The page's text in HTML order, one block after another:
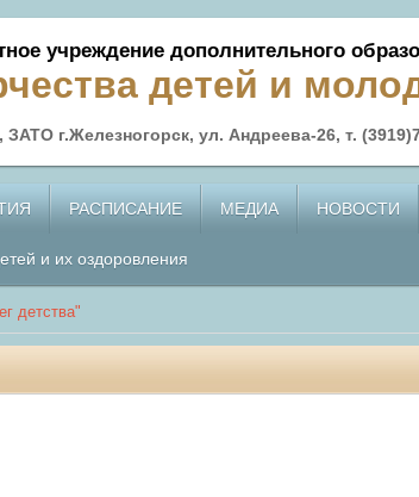
учреждение дополнительного
детей и
г.Железногорск, ул. Андреева-26, т.
РАСПИСАНИЕ МЕДИА НОВОСТИ
и их оздоровления
детства"